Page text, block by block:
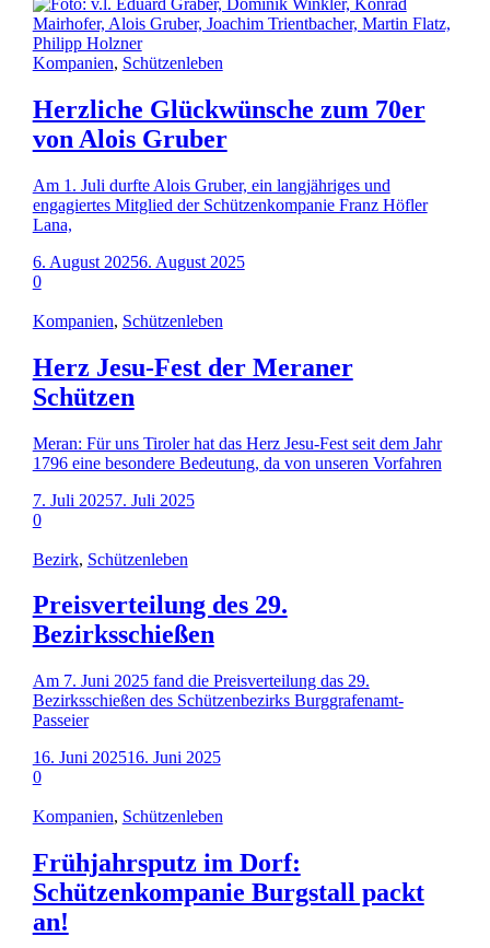
Kompanien, Schützenleben
Herzliche Glückwünsche zum 70er
von Alois Gruber
Am 1. Juli durfte Alois Gruber, ein langjähriges und
engagiertes Mitglied der Schützenkompanie Franz Höfler
Lana,
6. August 20256. August 2025
0
Kompanien, Schützenleben
Herz Jesu-Fest der Meraner
Schützen
Meran: Für uns Tiroler hat das Herz Jesu-Fest seit dem Jahr
1796 eine besondere Bedeutung, da von unseren Vorfahren
7. Juli 20257. Juli 2025
0
Bezirk, Schützenleben
Preisverteilung des 29.
Bezirksschießen
Am 7. Juni 2025 fand die Preisverteilung das 29.
Bezirksschießen des Schützenbezirks Burggrafenamt-
Passeier
16. Juni 202516. Juni 2025
0
Kompanien, Schützenleben
Frühjahrsputz im Dorf:
Schützenkompanie Burgstall packt
an!